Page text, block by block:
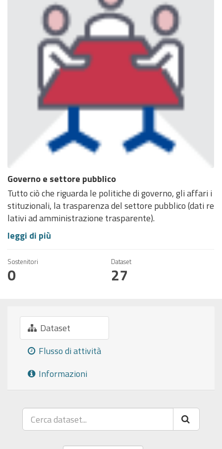
Governo e settore pubblico
Tutto ciò che riguarda le politiche di governo, gli affari i
stituzionali, la trasparenza del settore pubblico (dati re
lativi ad amministrazione trasparente).
leggi di più
Sostenitori
0
Dataset
27
Dataset
Flusso di attività
Informazioni